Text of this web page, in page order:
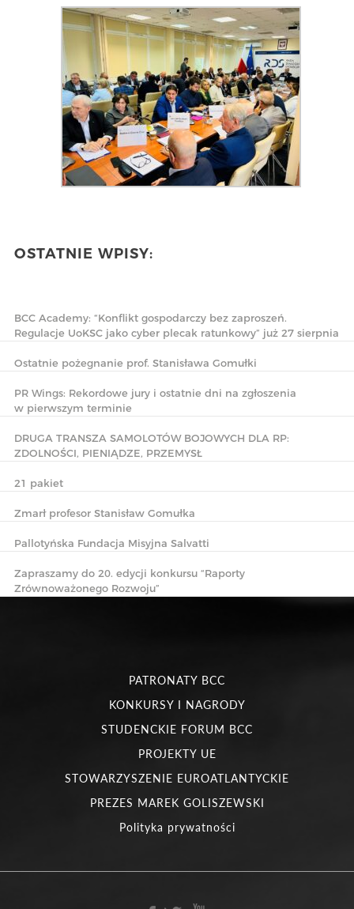
OSTATNIE WPISY:
BCC Academy: “Konflikt gospodarczy bez zaproszeń.
Regulacje UoKSC jako cyber plecak ratunkowy” już 27 sierpnia
Ostatnie pożegnanie prof. Stanisława Gomułki
PR Wings: Rekordowe jury i ostatnie dni na zgłoszenia
w pierwszym terminie
DRUGA TRANSZA SAMOLOTÓW BOJOWYCH DLA RP:
ZDOLNOŚCI, PIENIĄDZE, PRZEMYSŁ
21 pakiet
Zmarł profesor Stanisław Gomułka
Pallotyńska Fundacja Misyjna Salvatti
Zapraszamy do 20. edycji konkursu “Raporty
Zrównoważonego Rozwoju”
PATRONATY BCC
KONKURSY I NAGRODY
STUDENCKIE FORUM BCC
PROJEKTY UE
STOWARZYSZENIE EUROATLANTYCKIE
PREZES MAREK GOLISZEWSKI
Polityka prywatności